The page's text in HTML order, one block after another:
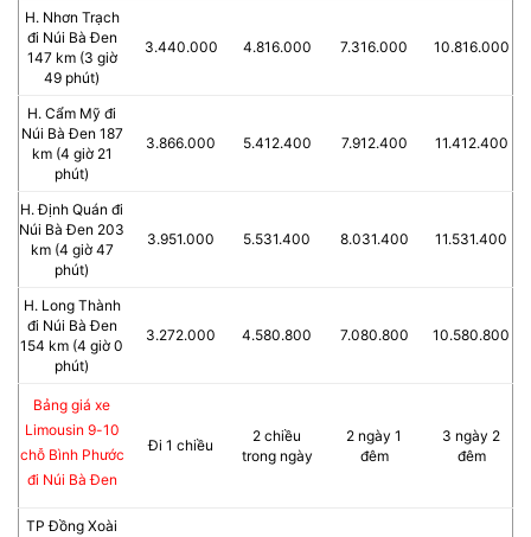
H. Nhơn Trạch
đi Núi Bà Đen
147 km (3 giờ
49 phút)
3.440.000 4.816.000 7.316.000 10.816.000
H. Cẩm Mỹ đi
Núi Bà Đen 187
km (4 giờ 21
phút)
3.866.000 5.412.400 7.912.400 11.412.400
H. Định Quán đi
Núi Bà Đen 203
km (4 giờ 47
phút)
3.951.000 5.531.400 8.031.400 11.531.400
H. Long Thành
đi Núi Bà Đen
154 km (4 giờ 0
phút)
3.272.000 4.580.800 7.080.800 10.580.800
Bảng giá xe
Limousin 9-10
chỗ Bình Phước
đi Núi Bà Đen
Đi 1 chiều
2 chiều
trong ngày
2 ngày 1
đêm
3 ngày 2
đêm
TP Đồng Xoài